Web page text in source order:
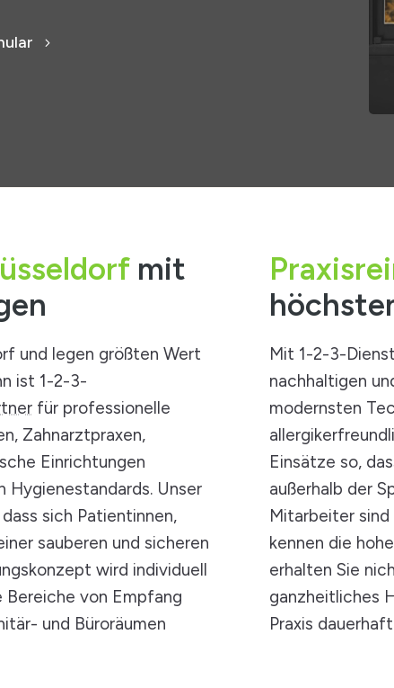
mit
und legen größten Wert
ist 1-2-3-
für professionelle
Zahnarztpraxen,
Einrichtungen
Hygienestandards. Unser
sich Patientinnen,
sauberen und sicheren
wird individuell
Bereiche von Empfang
und Büroräumen
Mit 1-2-3-
nachhaltigen
modernsten
Einsätze so,
außerhalb der
Mitarbeiter
kennen die
erhalten Sie
ganzheitliches
Praxis